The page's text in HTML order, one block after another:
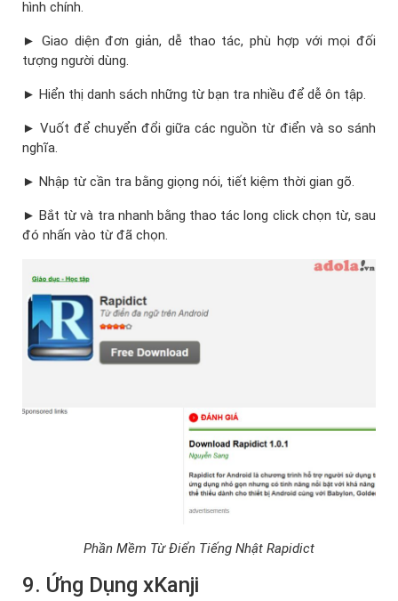
hình chính.
► Giao diện đơn giản, dễ thao tác, phù hợp với mọi đối
tượng người dùng.
► Hiển thị danh sách những từ bạn tra nhiều để dễ ôn tập.
► Vuốt để chuyển đổi giữa các nguồn từ điển và so sánh
nghĩa.
► Nhập từ cần tra bằng giọng nói, tiết kiệm thời gian gõ.
► Bắt từ và tra nhanh bằng thao tác long click chọn từ, sau
đó nhấn vào từ đã chọn.
Phần Mềm Từ Điển Tiếng Nhật Rapidict
9. Ứng Dụng xKanji